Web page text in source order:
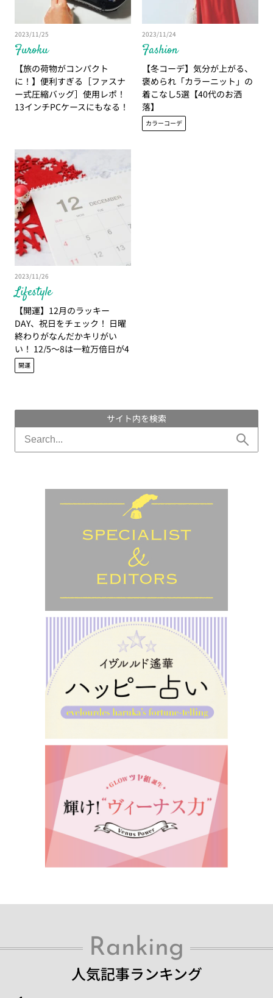
Furoku
2023/11/25
【旅の荷物がコンパクト
に！】便利すぎる［ファスナ
ー式圧縮バッグ］使用レポ！
13インチPCケースにもなる！
Fashion
2023/11/24
【冬コーデ】気分が上がる、
褒められ「カラーニット」の
着こなし5選【40代のお洒
落】
カラーコーデ
Lifestyle
2023/11/26
【開運】12月のラッキー
DAY、祝日をチェック！ 日曜
終わりがなんだかキリがい
い！ 12/5～8は一粒万倍日が4
連続【吉日】
開運
サイト内を検索
Ranking
人気記事ランキング